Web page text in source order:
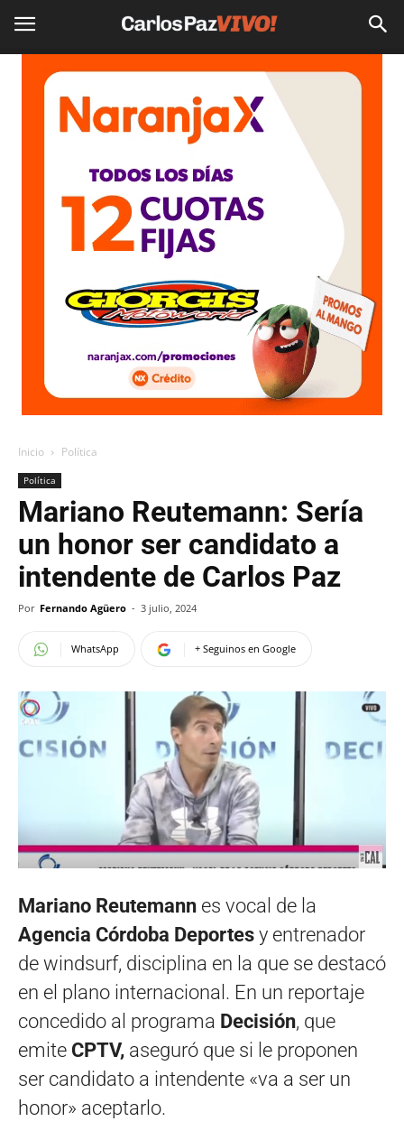
Inicio Política
Política
Mariano Reutemann: Sería
un honor ser candidato a
intendente de Carlos Paz
Por Fernando Agüero - 3 julio, 2024
WhatsApp + Seguinos en Google
Mariano Reutemann es vocal de la
Agencia Córdoba Deportes y entrenador
de windsurf, disciplina en la que se destacó
en el plano internacional. En un reportaje
concedido al programa Decisión, que
emite CPTV, aseguró que si le proponen
ser candidato a intendente «va a ser un
honor» aceptarlo.